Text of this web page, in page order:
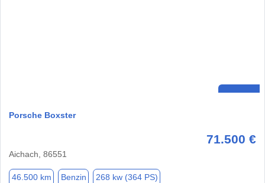
Porsche Boxster
71.500 €
Aichach, 86551
46.500 km Benzin 268 kw (364 PS)